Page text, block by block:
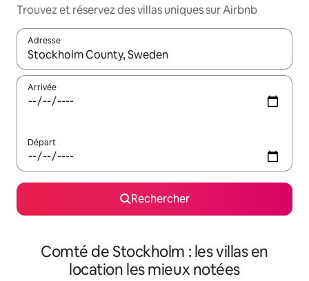
Trouvez et réservez des villas uniques sur Airbnb
Adresse
Lorsque les résultats s'affichent, utilisez les flèches vers le
Arrivée
Départ
Rechercher
Comté de Stockholm : les villas en
location les mieux notées